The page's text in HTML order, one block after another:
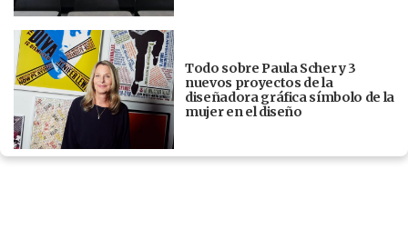
Todo sobre Paula Scher y 3
nuevos proyectos de la
diseñadora gráfica símbolo de la
mujer en el diseño